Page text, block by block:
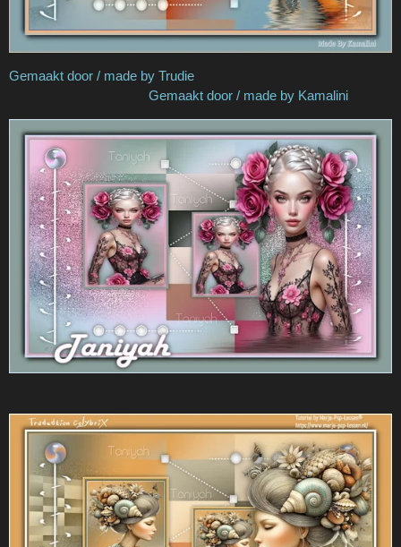
Gemaakt door / made by Trudie
Gemaakt door / made by Kamalini